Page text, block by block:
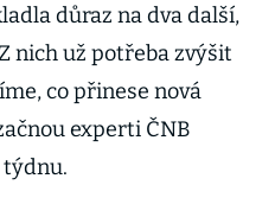
důraz na dva další,
nich už potřeba zvýšit
co přinese nová
experti ČNB